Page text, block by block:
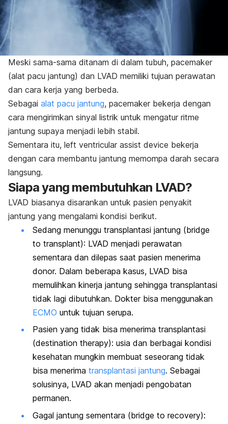
Meski sama-sama ditanam di dalam tubuh, pacemaker
(alat pacu jantung) dan LVAD memiliki tujuan perawatan
dan cara kerja yang berbeda.
Sebagai alat pacu jantung, pacemaker bekerja dengan
cara mengirimkan sinyal listrik untuk mengatur ritme
jantung supaya menjadi lebih stabil.
Sementara itu, left ventricular assist device bekerja
dengan cara membantu jantung memompa darah secara
langsung.
Siapa yang membutuhkan LVAD?
LVAD biasanya disarankan untuk pasien penyakit
jantung yang mengalami kondisi berikut.
Sedang menunggu transplantasi jantung (bridge
to transplant): LVAD menjadi perawatan
sementara dan dilepas saat pasien menerima
donor. Dalam beberapa kasus, LVAD bisa
memulihkan kinerja jantung sehingga transplantasi
tidak lagi dibutuhkan. Dokter bisa menggunakan
ECMO untuk tujuan serupa.
Pasien yang tidak bisa menerima transplantasi
(destination therapy): usia dan berbagai kondisi
kesehatan mungkin membuat seseorang tidak
bisa menerima transplantasi jantung. Sebagai
solusinya, LVAD akan menjadi pengobatan
permanen.
Gagal jantung sementara (bridge to recovery):